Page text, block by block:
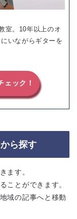
室。10年以上のオ
いながらギターを
ック！
ら探す
ます。
ことができます。
域の記事へと移動